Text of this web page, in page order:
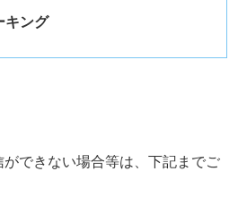
キング
できない場合等は、下記までご